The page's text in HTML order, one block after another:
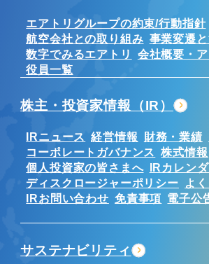
エアトリグループの約束/行動指針
航空会社との取り組み 事業変遷
数字でみるエアトリ
会社概要・
役員一覧
株主・投資家情報（IR）
IRニュース 経営情報 財務・業績
コーポレートガバナンス 株式情報
個人投資家の皆さまへ
IRカレン
ディスクロージャーポリシー
よ
IRお問い合わせ 免責事項 電子公
サステナビリティ